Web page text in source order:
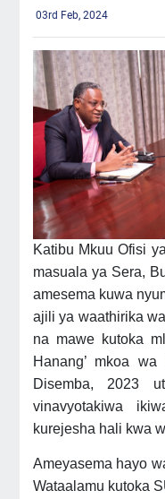
03rd Feb, 2024
Katibu Mkuu Ofisi
masuala ya Sera,
amesema kuwa
ajili ya waathirika
na mawe kutoka
Hanang’ mkoa
Disemba, 2023
vinavyotakiwa
kurejesha hali kwa
Ameyasema hayo
Wataalamu kutoka